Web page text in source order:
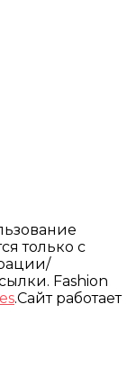
только с
Fashion
.Сайт работает